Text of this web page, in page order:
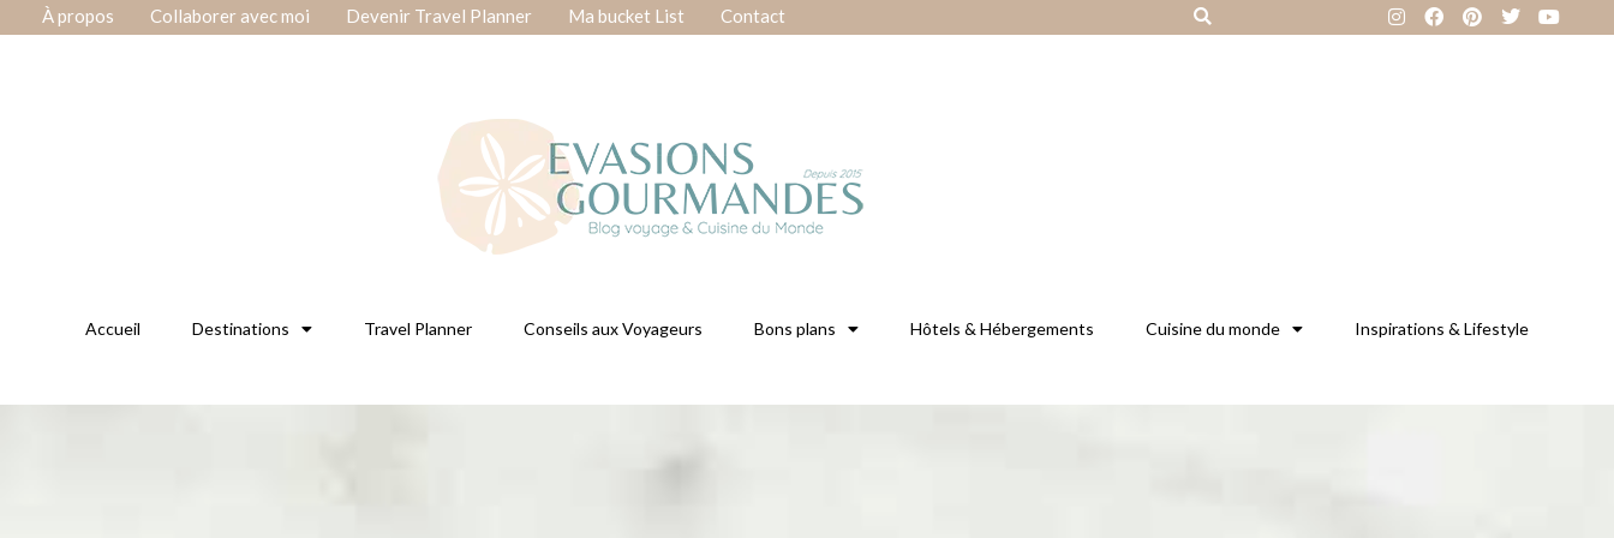
À propos Collaborer avec moi Devenir Travel Planner Ma bucket List Contact
Accueil Destinations Travel Planner Conseils aux Voyageurs Bons plans Hôtels & Hébergements Cuisine du monde Inspirations & Lifestyle